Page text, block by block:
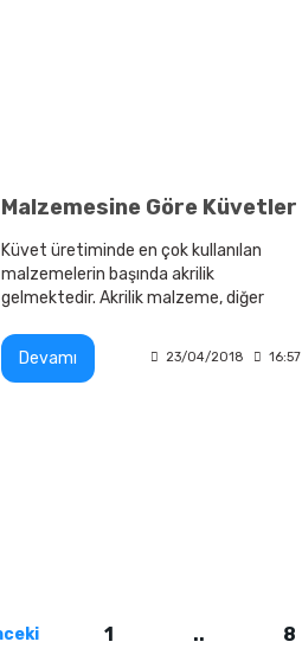
Malzemesine Göre Küvetler
Küvet üretiminde en çok kullanılan
malzemelerin başında akrilik
gelmektedir. Akrilik malzeme, diğer
dayanıklıdır.
Devamı 23/04/2018 16:57
1 .. 8